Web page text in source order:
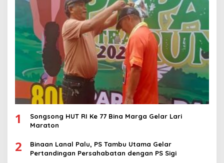
1
Songsong HUT RI Ke 77 Bina Marga Gelar Lari
Maraton
2
Binaan Lanal Palu, PS Tambu Utama Gelar
Pertandingan Persahabatan dengan PS Sigi